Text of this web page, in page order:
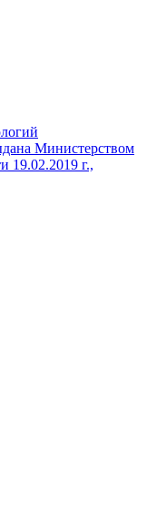
Министерством
19.02.2019 г.,